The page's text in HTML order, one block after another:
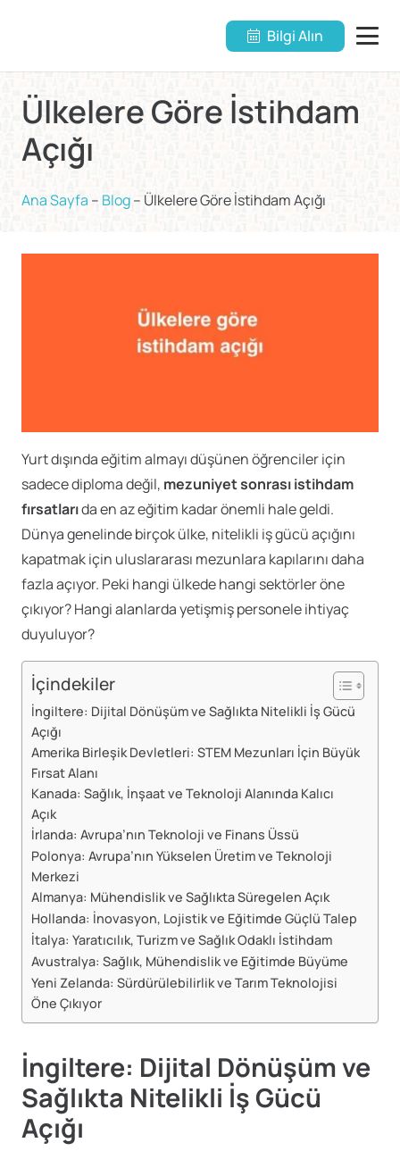
Bilgi Alın
Ülkelere Göre İstihdam
Açığı
Ana Sayfa – Blog– Ülkelere Göre İstihdam Açığı
Yurt dışında eğitim almayı düşünen öğrenciler için
sadece diploma değil, mezuniyet sonrası istihdam
fırsatlarıda en az eğitim kadar önemli hale geldi.
Dünya genelinde birçok ülke, nitelikli iş gücü açığını
kapatmak için uluslararası mezunlara kapılarını daha
fazla açıyor. Peki hangi ülkede hangi sektörler öne
çıkıyor? Hangi alanlarda yetişmiş personele ihtiyaç
duyuluyor?
İçindekiler
İngiltere: Dijital Dönüşüm ve Sağlıkta Nitelikli İş Gücü
Açığı
Amerika Birleşik Devletleri: STEM Mezunları İçin Büyük
Fırsat Alanı
Kanada: Sağlık, İnşaat ve Teknoloji Alanında Kalıcı
Açık
İrlanda: Avrupa’nın Teknoloji ve Finans Üssü
Polonya: Avrupa’nın Yükselen Üretim ve Teknoloji
Merkezi
Almanya: Mühendislik ve Sağlıkta Süregelen Açık
Hollanda: İnovasyon, Lojistik ve Eğitimde Güçlü Talep
İtalya: Yaratıcılık, Turizm ve Sağlık Odaklı İstihdam
Avustralya: Sağlık, Mühendislik ve Eğitimde Büyüme
Yeni Zelanda: Sürdürülebilirlik ve Tarım Teknolojisi
Öne Çıkıyor
İngiltere: Dijital Dönüşüm ve
Sağlıkta Nitelikli İş Gücü
Açığı